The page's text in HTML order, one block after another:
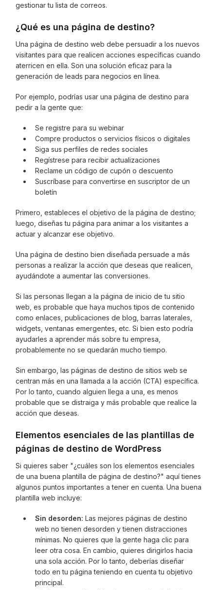
gestionar tu lista de correos.
¿Qué es una página de destino?
Una página de destino web debe persuadir a los nuevos
visitantes para que realicen acciones específicas cuando
aterricen en ella. Son una solución eficaz para la
generación de leads para negocios en línea.
Por ejemplo, podrías usar una página de destino para
pedir a la gente que:
Se registre para su webinar
Compre productos o servicios físicos o digitales
Siga sus perfiles de redes sociales
Regístrese para recibir actualizaciones
Reclame un código de cupón o descuento
Suscríbase para convertirse en suscriptor de un
boletín
Primero, estableces el objetivo de la página de destino;
luego, diseñas tu página para animar a los visitantes a
actuar y alcanzar ese objetivo.
Una página de destino bien diseñada persuade a más
personas a realizar la acción que deseas que realicen,
ayudándote a aumentar las conversiones.
Si las personas llegan a la página de inicio de tu sitio
web, es probable que haya muchos tipos de contenido
como enlaces, publicaciones de blog, barras laterales,
widgets, ventanas emergentes, etc. Si bien esto podría
ayudarles a aprender más sobre tu empresa,
probablemente no se quedarán mucho tiempo.
Sin embargo, las páginas de destino de sitios web se
centran más en una llamada a la acción (CTA) específica.
Por lo tanto, cuando alguien llega a una, es menos
probable que se distraiga y más probable que realice la
acción que deseas.
Elementos esenciales de las plantillas de
páginas de destino de WordPress
Si quieres saber "¿cuáles son los elementos esenciales
de una buena plantilla de página de destino?" aquí tienes
algunos puntos importantes a tener en cuenta. Una buena
plantilla web incluye:
Sin desorden: Las mejores páginas de destino
web no tienen desorden y tienen distracciones
mínimas. No quieres que la gente haga clic para
leer otra cosa. En cambio, quieres dirigirlos hacia
una sola acción. Por lo tanto, deberías diseñar
todo en tu página teniendo en cuenta tu objetivo
principal.